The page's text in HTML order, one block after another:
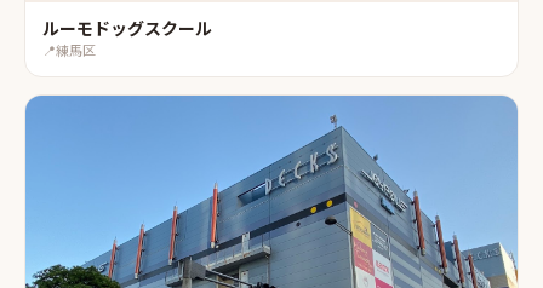
ルーモドッグスクール
📍練馬区